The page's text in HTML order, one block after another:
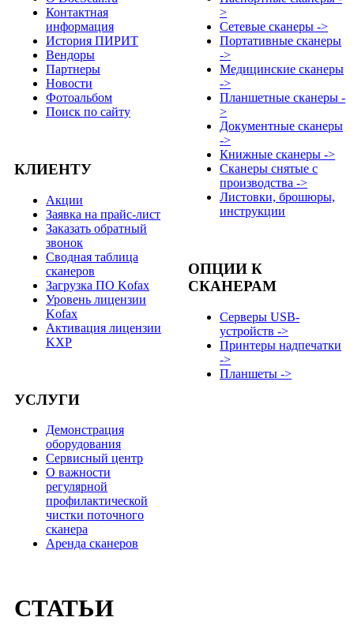
Контактная
информация
История ПИРИТ
Вендоры
Партнеры
Новости
Фотоальбом
Поиск по сайту
КЛИЕНТУ
Акции
Заявка на прайс-лист
Заказать обратный
звонок
Сводная таблица
сканеров
Загрузка ПО Kofax
Уровень лицензии
Kofax
Активация лицензии
KXP
УСЛУГИ
Демонстрация
оборудования
Сервисный центр
О важности
регулярной
профилактической
чистки поточного
сканера
Аренда сканеров
>
Сетевые сканеры ->
Портативные сканеры
->
Медицинские сканеры
->
Планшетные сканеры -
>
Документные сканеры
->
Книжные сканеры ->
Сканеры снятые с
производства ->
Листовки, брошюры,
инструкции
ОПЦИИ К
СКАНЕРАМ
Серверы USB-
устройств ->
Принтеры надпечатки
->
Планшеты ->
СТАТЬИ